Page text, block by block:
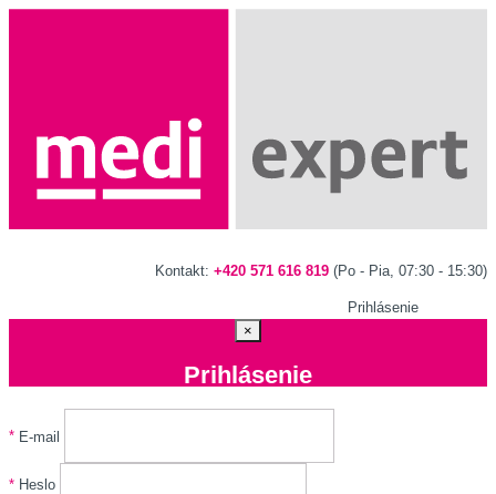
Kontakt: +420 571 616 819 (Po - Pia, 07:30 - 15:30)
Prihlásenie
×
Prihlásenie
* E-mail
* Heslo